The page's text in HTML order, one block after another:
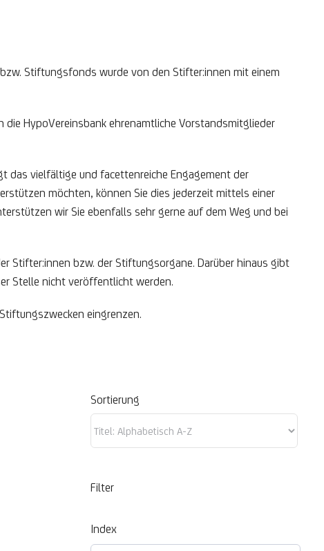
Stiftungsfonds wurde von den Stifter:innen mit einem
HypoVereinsbank ehrenamtliche Vorstandsmitglieder
das vielfältige und facettenreiche Engagement der
möchten, können Sie dies jederzeit mittels einer
wir Sie ebenfalls sehr gerne auf dem Weg und bei
Stifter:innen bzw. der Stiftungsorgane. Darüber hinaus gibt
Stelle nicht veröffentlicht werden.
eingrenzen.
Sortierung
Filter
Index